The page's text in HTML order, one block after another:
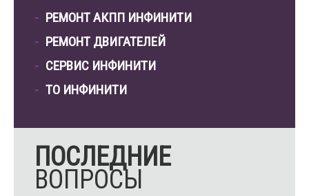
РЕМОНТ АКПП ИНФИНИТИ
РЕМОНТ ДВИГАТЕЛЕЙ
СЕРВИС ИНФИНИТИ
ТО ИНФИНИТИ
ПОСЛЕДНИЕ
ВОПРОСЫ